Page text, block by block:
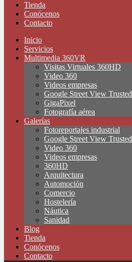
Tienda
Conócenos
Contacto
Inicio
Servicios
Multimedia 360VR
Visitas Virtuales 360HD
Video 360
Videos empresas
Google Street View Trusted
GigaPixel
Fotografía aérea
Galerías
Fotoreportajes industrial
Google Street View Trusted
Video 360
Videos empresas
360HD
Arquitectura
Automoción
Comercio
Hostelería
Náutica
Sanidad
Blog
Tienda
Conócenos
Contacto